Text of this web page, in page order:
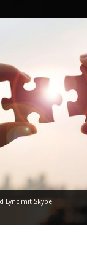
Lync mit Skype.